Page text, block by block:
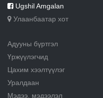
Ugshil Amgalan
Улаанбаатар хот
Адууны бүртгэл
Үржүүлэгчид
Цахим хээлтүүлэг
Уралдаан
Мэдээ, мэдээлэл